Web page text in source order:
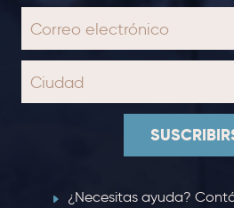
¿Necesitas ayuda?